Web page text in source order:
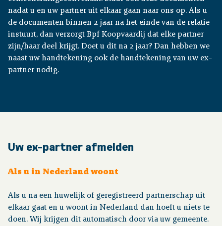
nadat u en uw partner uit elkaar gaan naar ons op. Als u
de documenten binnen 2 jaar na het einde van de relatie
instuurt, dan verzorgt Bpf Koopvaardij dat elke partner
zijn/haar deel krijgt. Doet u dit na 2 jaar? Dan hebben we
naast uw handtekening ook de handtekening van uw ex-
partner nodig.
Uw ex-partner afmelden
Als u in Nederland woont
Als u na een huwelijk of geregistreerd partnerschap uit
elkaar gaat en u woont in Nederland dan hoeft u niets te
doen. Wij krijgen dit automatisch door via uw gemeente.